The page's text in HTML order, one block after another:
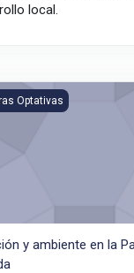
local.
y ambiente en la
Optativas
y ambiente en la